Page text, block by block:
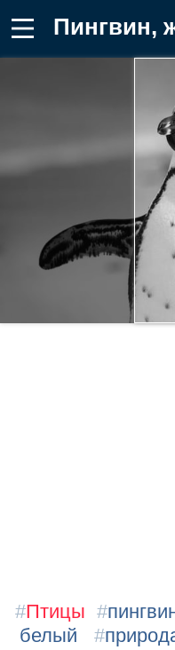
Пингвин, животные, черно-
#Птицы #
белый
#